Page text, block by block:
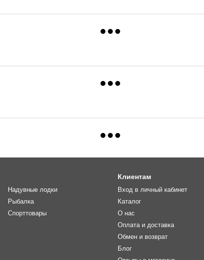
Надувные лодки
Рыбалка
Спорттовары
Клиентам
Вход в личный кабинет
Каталог
О нас
Оплата и доставка
Обмен и возврат
Блог